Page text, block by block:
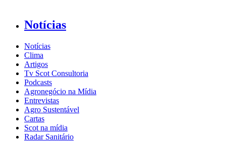
Notícias
Notícias
Clima
Artigos
Tv Scot Consultoria
Podcasts
Agronegócio na Mídia
Entrevistas
Agro Sustentável
Cartas
Scot na mídia
Radar Sanitário